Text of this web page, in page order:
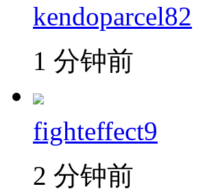
kendoparcel82
1 分钟前
fighteffect9
2 分钟前